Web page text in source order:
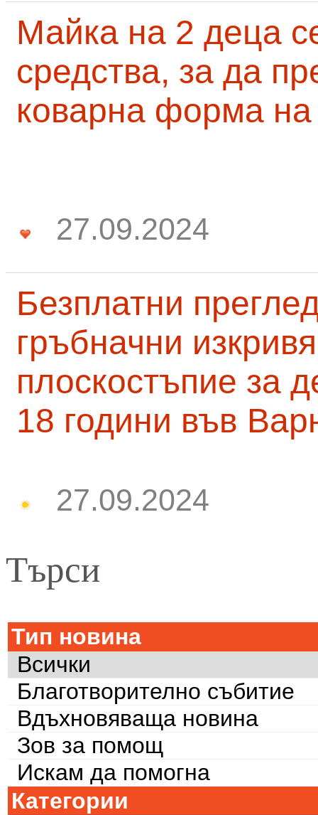
Майка на 2 деца
средства, за да
коварна форма на
27.09.2024
Безплатни
гръбначни
плоскостъпие за
18 години във
27.09.2024
Търси
Тип новина
Всички
Благотворително събитие
Вдъхновяваща новина
Зов за помощ
Искам да помогна
Категории